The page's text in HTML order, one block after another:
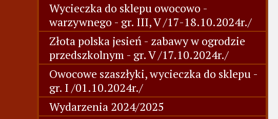
Wycieczka do sklepu owocowo -
warzywnego - gr. III, V /17-18.10.2024r./
Złota polska jesień - zabawy w ogrodzie
przedszkolnym - gr. V /17.10.2024r./
Owocowe szaszłyki, wycieczka do sklepu -
gr. I /01.10.2024r./
Wydarzenia 2024/2025